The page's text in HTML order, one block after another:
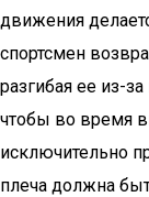
движения
спортсмен
разгибая ее из-
чтобы во время
исключительно
плеча должна